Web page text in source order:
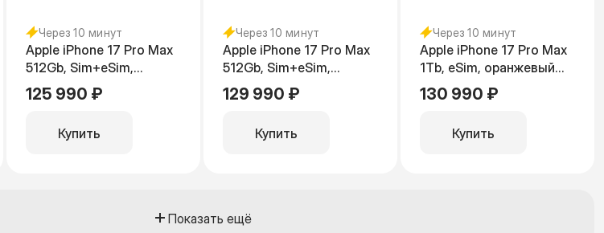
Через 10 минут
Apple iPhone 17 Pro Max
512Gb, Sim+eSim,
оранжевый (без
RuStore)
125 990 ₽
Купить
Через 10 минут
Apple iPhone 17 Pro Max
512Gb, Sim+eSim,
серебристый (без
RuStore)
129 990 ₽
Купить
Через 10 минут
Apple iPhone 17 Pro Max
1Tb, eSim, оранжевый
(без RuStore)
130 990 ₽
Купить
Показать ещё